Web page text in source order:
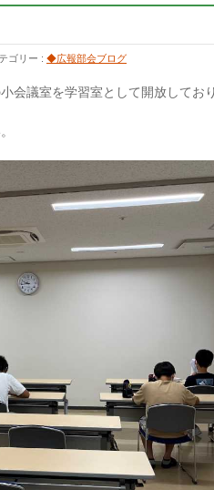
ゴリー : ◆広報部会ブログ
会議室を学習室として開放しており